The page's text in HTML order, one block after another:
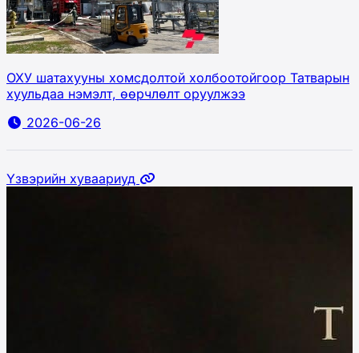
ОХУ шатахууны хомсдолтой холбоотойгоор Татварын
хуульдаа нэмэлт, өөрчлөлт оруулжээ
2026-06-26
Үзвэрийн хуваариуд